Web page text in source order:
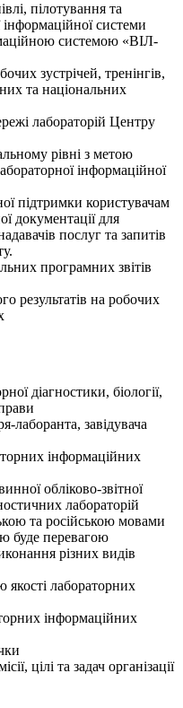
пілотування та
системи
системою «ВІЛ-
зустрічей, тренінгів,
та національних
лабораторій Центру
рівні з метою
інформаційної
підтримки користувачам
документації для
послуг та запитів
програмних звітів
результатів на робочих
діагностики, біології,
лаборанта, завідувача
інформаційних
обліково-звітної
лабораторій
та російською мовами
буде перевагою
різних видів
якості лабораторних
інформаційних
цілі та задач організації